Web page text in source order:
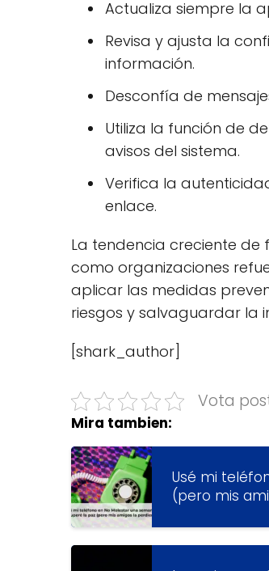
Actualiza siempre la
Revisa y ajusta la
información.
Desconfía de
Utiliza la función de
avisos del sistema.
Verifica la
enlace.
La tendencia creciente
como organizaciones
aplicar las medidas
riesgos y salvaguardar la
[shark_author]
Vota
Mira tambien:
Usé mi
(pero mis